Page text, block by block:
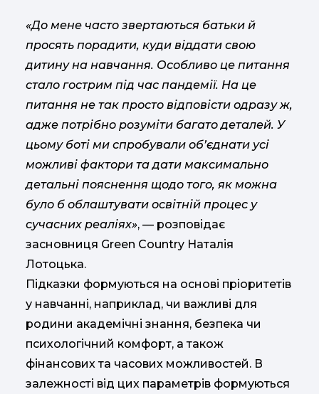
«До мене часто звертаються батьки й
просять порадити, куди віддати свою
дитину на навчання. Особливо це питання
стало гострим під час пандемії. На це
питання не так просто відповісти одразу ж,
адже потрібно розуміти багато деталей. У
цьому боті ми спробували об’єднати усі
можливі фактори та дати максимально
детальні пояснення щодо того, як можна
було б облаштувати освітній процес у
сучасних реаліях», — розповідає
засновниця Green Country Наталія
Лотоцька.
Підказки формуються на основі пріоритетів
у навчанні, наприклад, чи важливі для
родини академічні знання, безпека чи
психологічний комфорт, а також
фінансових та часових можливостей. В
залежності від цих параметрів формуються